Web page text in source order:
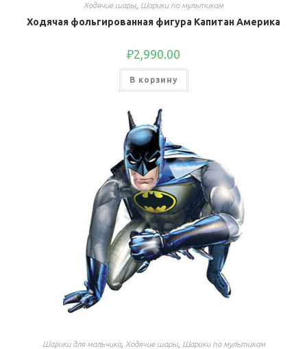
Ходячие шары Шарики по мультикам
Ходячая фольгированная фигура Капитан Америка
₽2,990.00
В корзину
Шарики для мальчика, Ходячие шары, Шарики по мультикам